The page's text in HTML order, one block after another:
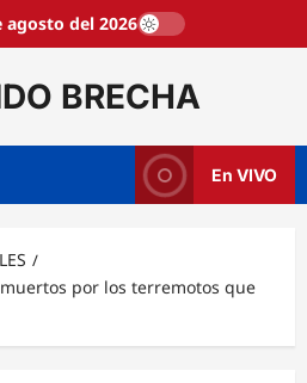
agosto del 2026
BRECHA
En VIVO
por los terremotos que